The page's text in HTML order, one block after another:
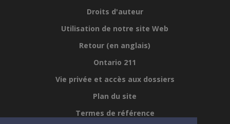
Droits d'auteur
Utilisation de notre site Web
Retour (en anglais)
Ontario 211
Vie privée et accès aux dossiers
Plan du site
Termes de référence